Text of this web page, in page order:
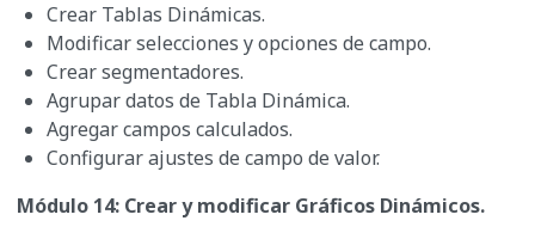
Crear Tablas Dinámicas.
Modificar selecciones y opciones de campo.
Crear segmentadores.
Agrupar datos de Tabla Dinámica.
Agregar campos calculados.
Configurar ajustes de campo de valor.
Módulo 14: Crear y modificar Gráficos Dinámicos.